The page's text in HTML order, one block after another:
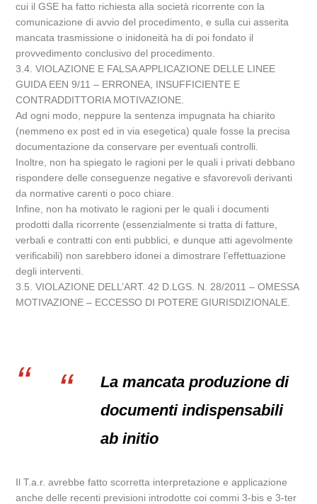
cui il GSE ha fatto richiesta alla società ricorrente con la
comunicazione di avvio del procedimento, e sulla cui asserita
mancata trasmissione o inidoneità ha di poi fondato il
provvedimento conclusivo del procedimento.
3.4. VIOLAZIONE E FALSA APPLICAZIONE DELLE LINEE
GUIDA EEN 9/11 – ERRONEA, INSUFFICIENTE E
CONTRADDITTORIA MOTIVAZIONE.
Ad ogni modo, neppure la sentenza impugnata ha chiarito
(nemmeno ex post ed in via esegetica) quale fosse la precisa
documentazione da conservare per eventuali controlli.
Inoltre, non ha spiegato le ragioni per le quali i privati debbano
rispondere delle conseguenze negative e sfavorevoli derivanti
da normative carenti o poco chiare.
Infine, non ha motivato le ragioni per le quali i documenti
prodotti dalla ricorrente (essenzialmente si tratta di fatture,
verbali e contratti con enti pubblici, e dunque atti agevolmente
verificabili) non sarebbero idonei a dimostrare l’effettuazione
degli interventi.
3.5. VIOLAZIONE DELL’ART. 42 D.LGS. N. 28/2011 – OMESSA
MOTIVAZIONE – ECCESSO DI POTERE GIURISDIZIONALE.
La mancata produzione di
documenti indispensabili
ab initio
Il T.a.r. avrebbe fatto scorretta interpretazione e applicazione
anche delle recenti previsioni introdotte coi commi 3-bis e 3-ter